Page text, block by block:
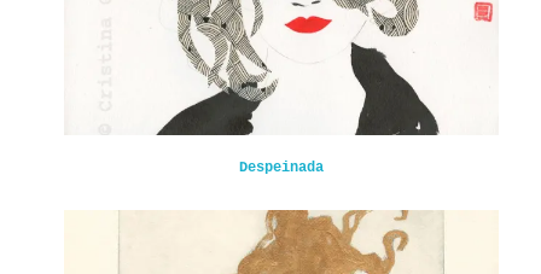
Despeinada